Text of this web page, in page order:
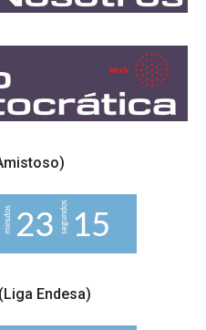
minutos 23 segundos 14
5
Endesa)